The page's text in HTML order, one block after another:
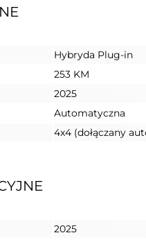
Hybryda Plug-in
253 KM
2025
Automatyczna
4x4 (dołączany
2025